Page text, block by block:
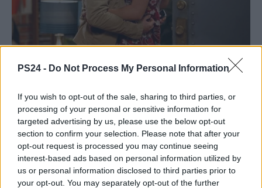
PS24 - Do Not Process My Personal Information
If you wish to opt-out of the sale, sharing to third parties, or
processing of your personal or sensitive information for
targeted advertising by us, please use the below opt-out
section to confirm your selection. Please note that after your
opt-out request is processed you may continue seeing
interest-based ads based on personal information utilized by
us or personal information disclosed to third parties prior to
your opt-out. You may separately opt-out of the further